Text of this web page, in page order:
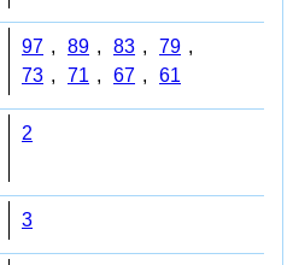
97 , 89 , 83 , 79 ,
73 , 71 , 67 , 61
2
3